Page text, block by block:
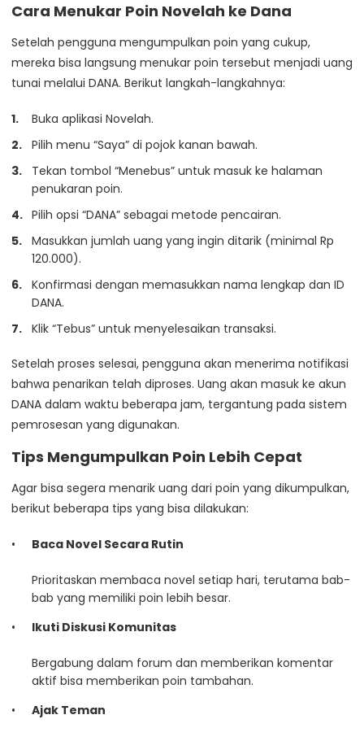
Cara Menukar Poin Novelah ke Dana
Setelah pengguna mengumpulkan poin yang cukup,
mereka bisa langsung menukar poin tersebut menjadi uang
tunai melalui DANA. Berikut langkah-langkahnya:
Buka aplikasi Novelah.
Pilih menu “Saya” di pojok kanan bawah.
Tekan tombol “Menebus” untuk masuk ke halaman
penukaran poin.
Pilih opsi “DANA” sebagai metode pencairan.
Masukkan jumlah uang yang ingin ditarik (minimal Rp
120.000).
Konfirmasi dengan memasukkan nama lengkap dan ID
DANA.
Klik “Tebus” untuk menyelesaikan transaksi.
Setelah proses selesai, pengguna akan menerima notifikasi
bahwa penarikan telah diproses. Uang akan masuk ke akun
DANA dalam waktu beberapa jam, tergantung pada sistem
pemrosesan yang digunakan.
Tips Mengumpulkan Poin Lebih Cepat
Agar bisa segera menarik uang dari poin yang dikumpulkan,
berikut beberapa tips yang bisa dilakukan:
Baca Novel Secara Rutin
Prioritaskan membaca novel setiap hari, terutama bab-
bab yang memiliki poin lebih besar.
Ikuti Diskusi Komunitas
Bergabung dalam forum dan memberikan komentar
aktif bisa memberikan poin tambahan.
Ajak Teman